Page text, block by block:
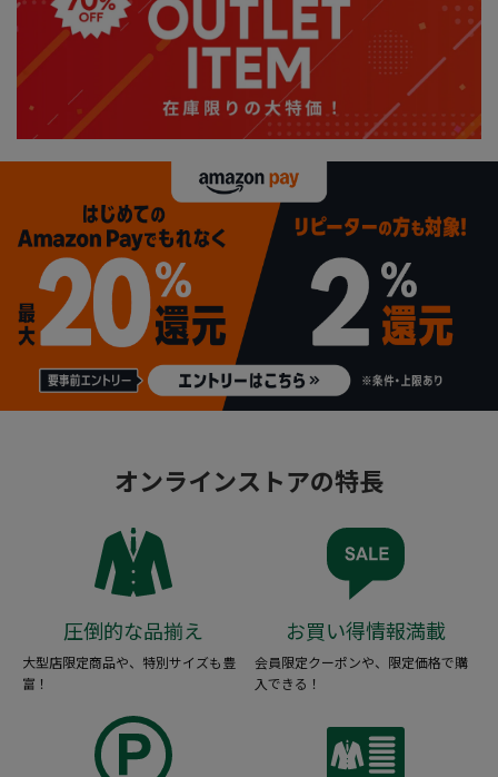
オンラインストアの特長
圧倒的な品揃え
大型店限定商品や、特別サイズも豊
富！
お買い得情報満載
会員限定クーポンや、限定価格で購
入できる！